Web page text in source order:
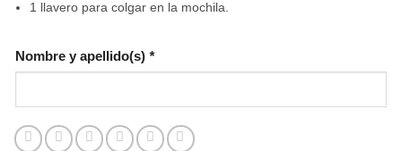
1 llavero para colgar en la mochila.
Nombre y apellido(s) *